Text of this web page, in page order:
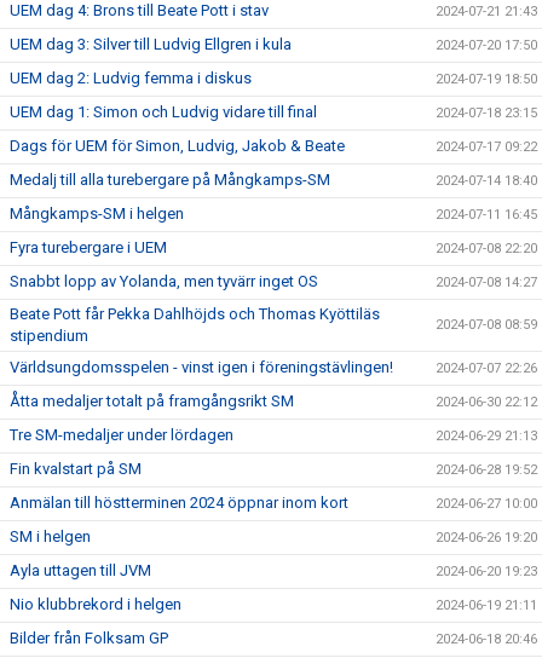
UEM dag 4: Brons till Beate Pott i stav 2024-07-21 21:43
UEM dag 3: Silver till Ludvig Ellgren i kula 2024-07-20 17:50
UEM dag 2: Ludvig femma i diskus 2024-07-19 18:50
UEM dag 1: Simon och Ludvig vidare till final 2024-07-18 23:15
Dags för UEM för Simon, Ludvig, Jakob & Beate 2024-07-17 09:22
Medalj till alla turebergare på Mångkamps-SM 2024-07-14 18:40
Mångkamps-SM i helgen 2024-07-11 16:45
Fyra turebergare i UEM 2024-07-08 22:20
Snabbt lopp av Yolanda, men tyvärr inget OS 2024-07-08 14:27
Beate Pott får Pekka Dahlhöjds och Thomas Kyöttiläs
stipendium
2024-07-08 08:59
Världsungdomsspelen - vinst igen i föreningstävlingen! 2024-07-07 22:26
Åtta medaljer totalt på framgångsrikt SM 2024-06-30 22:12
Tre SM-medaljer under lördagen 2024-06-29 21:13
Fin kvalstart på SM 2024-06-28 19:52
Anmälan till höstterminen 2024 öppnar inom kort 2024-06-27 10:00
SM i helgen 2024-06-26 19:20
Ayla uttagen till JVM 2024-06-20 19:23
Nio klubbrekord i helgen 2024-06-19 21:11
Bilder från Folksam GP 2024-06-18 20:46